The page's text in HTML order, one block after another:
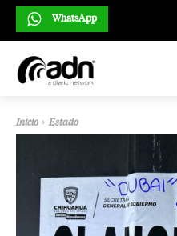
WhatsApp
Inicio Estado